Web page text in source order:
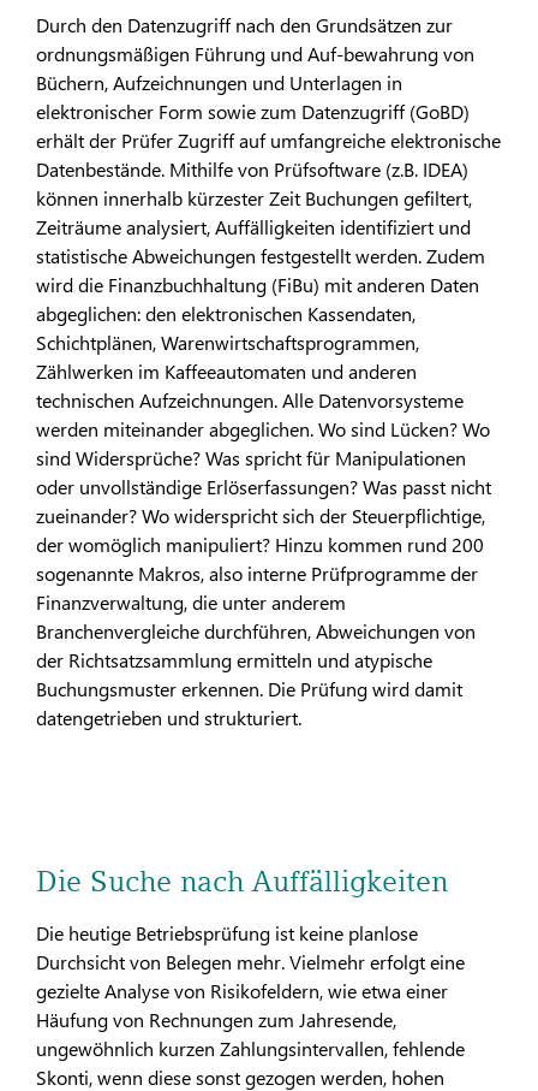
Durch den Datenzugriff nach den Grundsätzen zur
ordnungsmäßigen Führung und Auf-bewahrung von
Büchern, Aufzeichnungen und Unterlagen in
elektronischer Form sowie zum Datenzugriff (GoBD)
erhält der Prüfer Zugriff auf umfangreiche elektronische
Datenbestände. Mithilfe von Prüfsoftware (z.B. IDEA)
können innerhalb kürzester Zeit Buchungen gefiltert,
Zeiträume analysiert, Auffälligkeiten identifiziert und
statistische Abweichungen festgestellt werden. Zudem
wird die Finanzbuchhaltung (FiBu) mit anderen Daten
abgeglichen: den elektronischen Kassendaten,
Schichtplänen, Warenwirtschaftsprogrammen,
Zählwerken im Kaffeeautomaten und anderen
technischen Aufzeichnungen. Alle Datenvorsysteme
werden miteinander abgeglichen. Wo sind Lücken? Wo
sind Widersprüche? Was spricht für Manipulationen
oder unvollständige Erlöserfassungen? Was passt nicht
zueinander? Wo widerspricht sich der Steuerpflichtige,
der womöglich manipuliert? Hinzu kommen rund 200
sogenannte Makros, also interne Prüfprogramme der
Finanzverwaltung, die unter anderem
Branchenvergleiche durchführen, Abweichungen von
der Richtsatzsammlung ermitteln und atypische
Buchungsmuster erkennen. Die Prüfung wird damit
datengetrieben und strukturiert.
Die Suche nach Auffälligkeiten
Die heutige Betriebsprüfung ist keine planlose
Durchsicht von Belegen mehr. Vielmehr erfolgt eine
gezielte Analyse von Risikofeldern, wie etwa einer
Häufung von Rechnungen zum Jahresende,
ungewöhnlich kurzen Zahlungsintervallen, fehlende
Skonti, wenn diese sonst gezogen werden, hohen